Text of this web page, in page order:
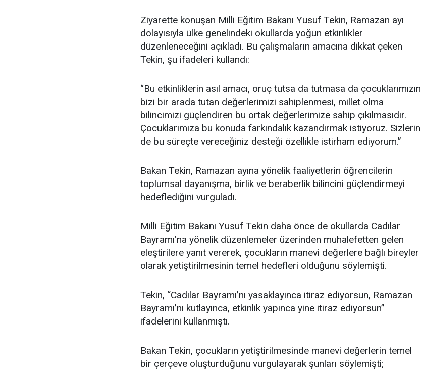
Ziyarette konuşan Milli Eğitim Bakanı Yusuf Tekin, Ramazan ayı
dolayısıyla ülke genelindeki okullarda yoğun etkinlikler
düzenleneceğini açıkladı. Bu çalışmaların amacına dikkat çeken
Tekin, şu ifadeleri kullandı:
“Bu etkinliklerin asıl amacı, oruç tutsa da tutmasa da çocuklarımızın
bizi bir arada tutan değerlerimizi sahiplenmesi, millet olma
bilincimizi güçlendiren bu ortak değerlerimize sahip çıkılmasıdır.
Çocuklarımıza bu konuda farkındalık kazandırmak istiyoruz. Sizlerin
de bu süreçte vereceğiniz desteği özellikle istirham ediyorum.”
Bakan Tekin, Ramazan ayına yönelik faaliyetlerin öğrencilerin
toplumsal dayanışma, birlik ve beraberlik bilincini güçlendirmeyi
hedeflediğini vurguladı.
Milli Eğitim Bakanı Yusuf Tekin daha önce de okullarda Cadılar
Bayramı’na yönelik düzenlemeler üzerinden muhalefetten gelen
eleştirilere yanıt vererek, çocukların manevi değerlere bağlı bireyler
olarak yetiştirilmesinin temel hedefleri olduğunu söylemişti.
Tekin, “Cadılar Bayramı’nı yasaklayınca itiraz ediyorsun, Ramazan
Bayramı’nı kutlayınca, etkinlik yapınca yine itiraz ediyorsun”
ifadelerini kullanmıştı.
Bakan Tekin, çocukların yetiştirilmesinde manevi değerlerin temel
bir çerçeve oluşturduğunu vurgulayarak şunları söylemişti;